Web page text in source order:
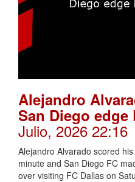
Alejandro
San Diego edge
Julio, 2026 22:16
Alejandro Alvarado scored
minute and San Diego FC
over visiting FC Dallas on